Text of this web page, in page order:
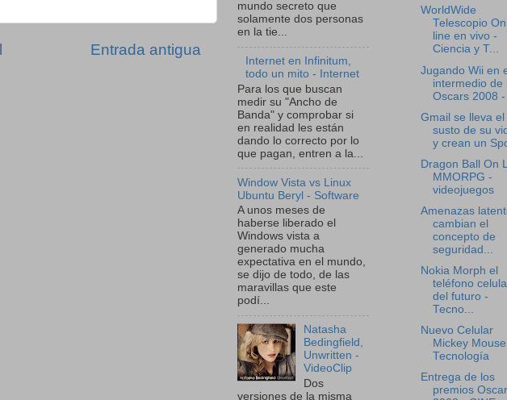
Entrada antigua
mundo secreto que
solamente dos personas
en la tie...
Internet en Infinitum,
todo un mito - Internet
Para los que buscan
medir su "Ancho de
Banda" y comprobar si
en realidad les están
dando lo correcto por lo
que pagan, entren a la...
Window Vista vs Linux
Ubuntu Beryl - Software
A unos meses de
haberse liberado el
Windows vista a
generado mucha
expectativa en el mundo,
se dijo de todo, de las
maravillas que este
podí...
Natasha
Bedingfield,
Unwritten -
VideoClip
Dos
versiones de la misma
WorldWide
Telescopio On
line en vivo -
Ciencia y T...
Jugando Wii en
intermedio de
Oscars 2008
Gmail se lleva el
susto de su
y crean un
Dragon Ball On
MMORPG -
videojuegos
Amenazas
cambian el
concepto de
seguridad...
Nokia Morph el
teléfono
del futuro -
Tecno...
Nuevo Celular
Mickey
Tecnología
Entrega de los
premios Oscar